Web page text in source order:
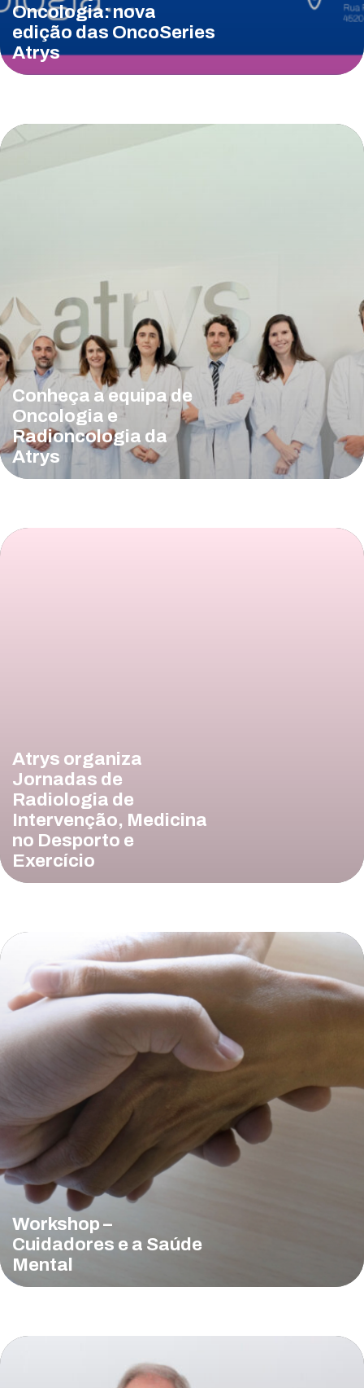
Oncologia: nova
edição das OncoSeries
Atrys
Conheça a equipa de
Oncologia e
Radioncologia da
Atrys
Atrys organiza
Jornadas de
Radiologia de
Intervenção, Medicina
no Desporto e
Exercício
Workshop –
Cuidadores e a Saúde
Mental